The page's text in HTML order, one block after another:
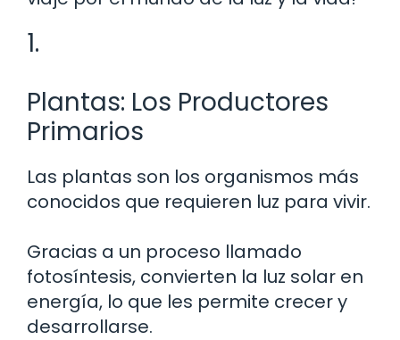
1.
Plantas: Los Productores
Primarios
Las plantas son los organismos más
conocidos que requieren luz para vivir.
Gracias a un proceso llamado
fotosíntesis, convierten la luz solar en
energía, lo que les permite crecer y
desarrollarse.